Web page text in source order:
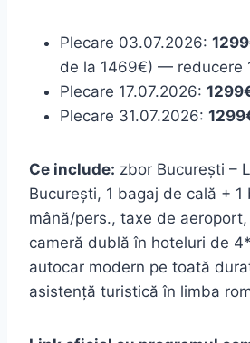
Plecare 03.07.2026:
de la 1469€) — reducere
Plecare 17.07.2026:
Plecare 31.07.2026:
Ce include: zbor București –
București, 1 bagaj de cală + 1
mână/pers., taxe de
cameră dublă în hoteluri de
autocar modern pe toată
asistență turistică în limba